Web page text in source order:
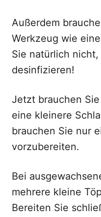
Außerdem
Werkzeug wie eine
Sie natürlich
desinfizieren!
Jetzt brauchen
eine kleinere
brauchen Sie nur
vorzubereiten.
Bei
mehrere kleine
Bereiten Sie